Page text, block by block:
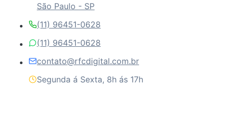
São Paulo - SP
(11) 96451-0628
(11) 96451-0628
contato@rfcdigital.com.br
Segunda á Sexta, 8h ás 17h